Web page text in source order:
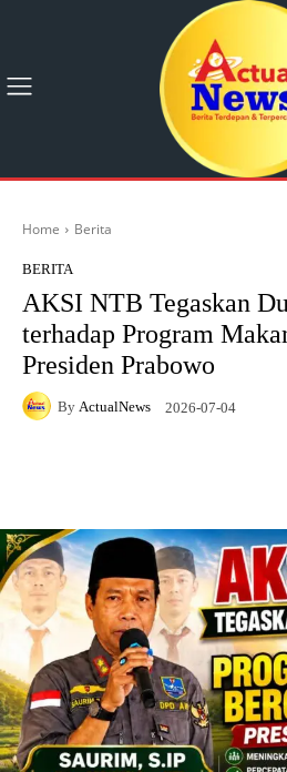
Home Berita
BERITA
AKSI NTB Tegaskan
terhadap Program
Presiden Prabowo
By ActualNews 2026-07-04